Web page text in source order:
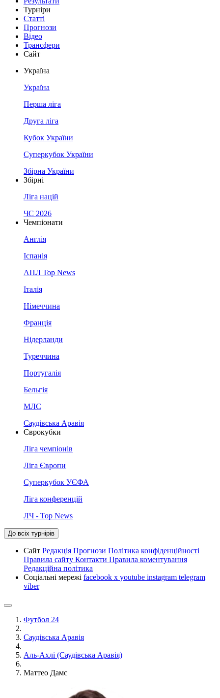
Турніри
Статті
Прогнози
Відео
Трансфери
Сайт
Україна
Україна
Перша ліга
Друга ліга
Кубок України
Суперкубок України
Збірна України
Збірні
Ліга націй
ЧС 2026
Чемпіонати
Англія
Іспанія
АПЛ Top News
Італія
Німеччина
Франція
Нідерланди
Туреччина
Португалія
Бельгія
МЛС
Саудівська Аравія
Єврокубки
Ліга чемпіонів
Ліга Європи
Суперкубок УЄФА
Ліга конференцій
ЛЧ - Top News
До всіх турнірів
Сайт Редакція Прогнози Політика конфіденційності
Правила сайту Контакти Правила коментування
Редакційна політика
Соціальні мережі facebook x youtube instagram telegram
viber
Футбол 24
Саудівська Аравія
Аль-Ахлі (Саудівська Аравія)
Маттео Дамс